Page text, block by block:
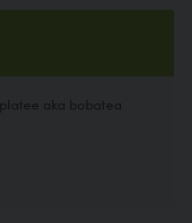
aka bobatea